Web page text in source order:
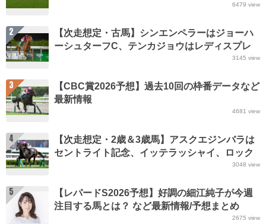
6479 view
2
【次走想定・古馬】シンエンペラーはジョーハ
ーシュターフC、テンカジョウはレディスプレ
リュード、ピューロマジックはセントウルSなど
3145 view
3
【CBC賞2026予想】過去10回の枠番データなど
最新情報
4681 view
4
【次走想定・2歳＆3歳馬】アスクエジンバラは
セントライト記念、イッテラッシャイ、ロック
ターミガンは不来方賞、ファンビッチャンは
3048 view
5
【レパードS2026予想】好調の細江純子が今週
注目する馬とは？ など最新情報/予想まとめ
2675 view